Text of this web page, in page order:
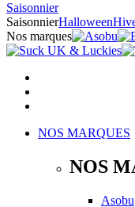
Saisonnier
SaisonnierHalloween
Nos marques
NOS MARQUES
NOS
Asobu